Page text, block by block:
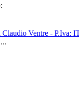
Ventre - P.Iva: